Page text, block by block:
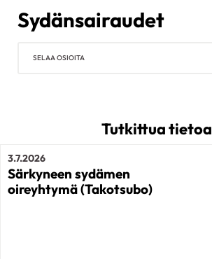
Sydänsairaudet
SELAA OSIOITA
Tutkittua tietoa
3.7.2026
Särkyneen sydämen
oireyhtymä (Takotsubo)